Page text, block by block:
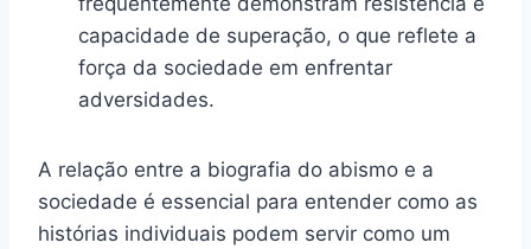
capacidade de superação, o que reflete a
força da sociedade em enfrentar
adversidades.
A relação entre a biografia do abismo e a
sociedade é essencial para entender como as
histórias individuais podem servir como um